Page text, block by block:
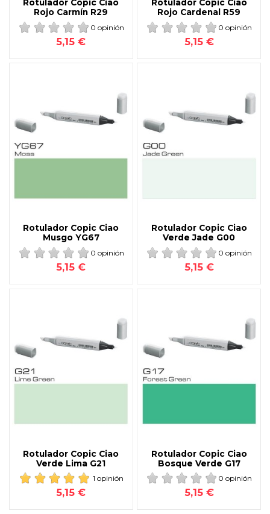
Rotulador Copic Ciao
Rojo Carmín R29
0 opinión
5,15 €
Rotulador Copic Ciao
Rojo Cardenal R59
0 opinión
5,15 €
Rotulador Copic Ciao
Musgo YG67
0 opinión
5,15 €
Rotulador Copic Ciao
Verde Jade G00
0 opinión
5,15 €
Rotulador Copic Ciao
Verde Lima G21
1 opinión
5,15 €
Rotulador Copic Ciao
Bosque Verde G17
0 opinión
5,15 €